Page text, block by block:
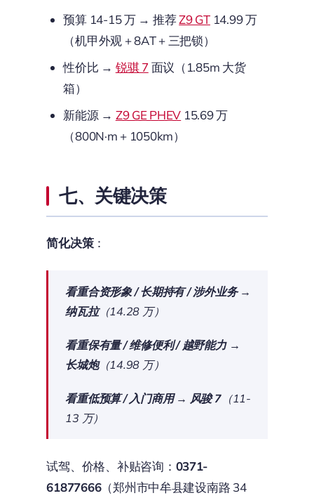
预算 14-15 万 → 推荐Z9 GT14.99 万
（机甲外观 + 8AT + 三把锁）
性价比 → 锐骐 7 面议（1.85m 大货
箱）
新能源 → Z9 GE PHEV 15.69 万
（800N·m + 1050km）
七、关键决策
简化决策：
看重合资形象 / 长期持有 / 涉外业务→
纳瓦拉（14.28 万）
看重保有量 / 维修便利 / 越野能力→
长城炮（14.98 万）
看重低预算 / 入门商用→ 风骏 7（11-
13 万）
试驾、价格、补贴咨询： 0371-
61877666（郑州市中牟县建设南路 34